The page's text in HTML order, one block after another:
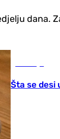
Šta se desi